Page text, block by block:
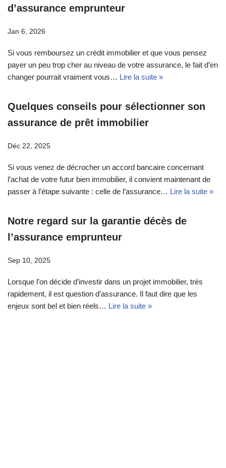
d’assurance emprunteur
Jan 6, 2026
Si vous remboursez un crédit immobilier et que vous pensez
payer un peu trop cher au niveau de votre assurance, le fait d’en
changer pourrait vraiment vous… Lire la suite »
Quelques conseils pour sélectionner son
assurance de prêt immobilier
Déc 22, 2025
Si vous venez de décrocher un accord bancaire concernant
l’achat de votre futur bien immobilier, il convient maintenant de
passer à l’étape suivante : celle de l’assurance… Lire la suite »
Notre regard sur la garantie décès de
l’assurance emprunteur
Sep 10, 2025
Lorsque l’on décide d’investir dans un projet immobilier, très
rapidement, il est question d’assurance. Il faut dire que les
enjeux sont bel et bien réels… Lire la suite »